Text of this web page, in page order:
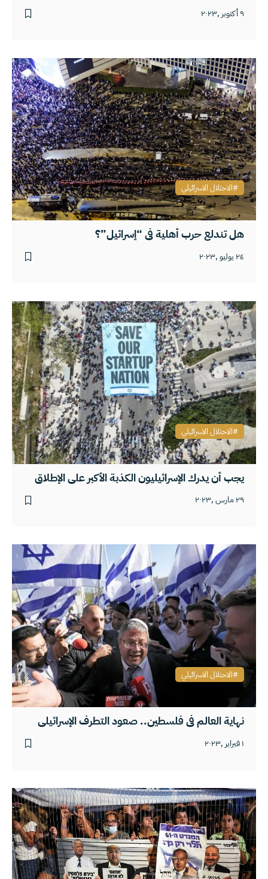
٩ أكتوبر ,٢٠٢٣
هل تندلع حرب أهلية في “إسرائيل”؟
٢٤ يوليو ,٢٠٢٣
الاحتلال الاسرائيلي
يجب أن يدرك الإسرائيليون الكذبة الأكبر على الإطلاق
٢٩ مارس ,٢٠٢٣
الاحتلال الاسرائيلي
نهاية العالم في فلسطين.. صعود التطرف الإسرائيلي
١ فبراير ,٢٠٢٣
الاحتلال الاسرائيلي